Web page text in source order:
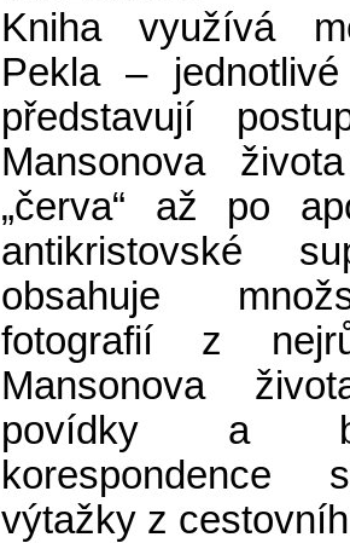
Kniha využívá
Pekla –
představují
Mansonova
„červa“ až po
antikristovské
obsahuje
fotografií z
Mansonova
povídky a
výtažky z